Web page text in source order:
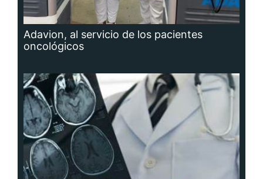
Adavion, al servicio de los pacientes
oncológicos